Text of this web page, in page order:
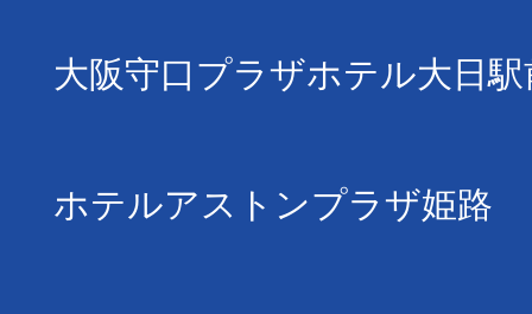
大阪守口プラザホテル大日駅
ホテルアストンプラザ姫路